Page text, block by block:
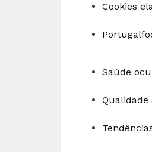
Cookies
Saúde
Qualidade